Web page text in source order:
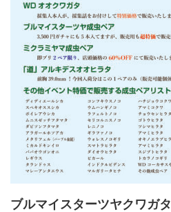
ブルマイスターツヤクワガタ